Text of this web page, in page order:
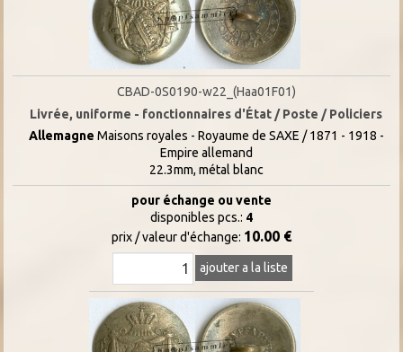
CBAD-0S0190-w22_(Haa01F01)
Livrée, uniforme - fonctionnaires d'État / Poste / Policiers
Allemagne Maisons royales - Royaume de SAXE / 1871 - 1918 -
Empire allemand
22.3mm, métal blanc
pour échange ou vente
disponibles pcs.: 4
prix / valeur d'échange: 10.00 €
ajouter a la liste